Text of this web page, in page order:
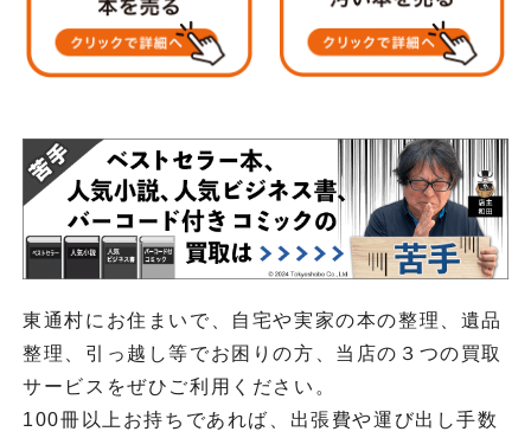
東通村にお住まいで、自宅や実家の本の整理、遺品
整理、引っ越し等でお困りの方、当店の３つの買取
サービスをぜひご利用ください。
100冊以上お持ちであれば、出張費や運び出し手数